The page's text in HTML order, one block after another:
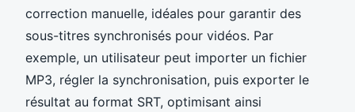
correction manuelle, idéales pour garantir des
sous-titres synchronisés pour vidéos. Par
exemple, un utilisateur peut importer un fichier
MP3, régler la synchronisation, puis exporter le
résultat au format SRT, optimisant ainsi